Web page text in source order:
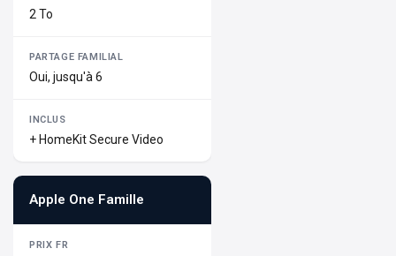
2 To
Oui, jusqu'à 6
+ HomeKit Secure Video
Apple One Famille